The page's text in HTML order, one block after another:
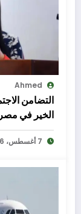
Ahmed
التضامن
الخير في
7 أغسطس، 2026